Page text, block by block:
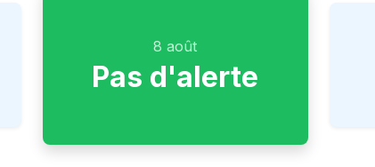
8 août
Pas d'alerte